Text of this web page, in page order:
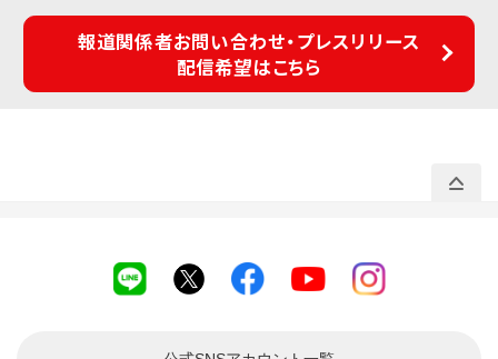
報道関係者お問い合わせ・プレスリリース
配信希望はこちら